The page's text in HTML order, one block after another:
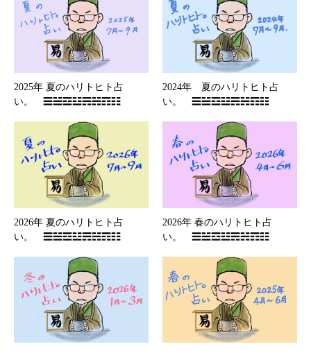
2025年 夏のハリトヒト占
い。 ☰☱☲☳☴☵☶☷
2024年 夏のハリトヒト占
い。 ☰☱☲☳☴☵☶☷
2026年 夏のハリトヒト占
い。 ☰☱☲☳☴☵☶☷
2026年 春のハリトヒト占
い。 ☰☱☲☳☴☵☶☷